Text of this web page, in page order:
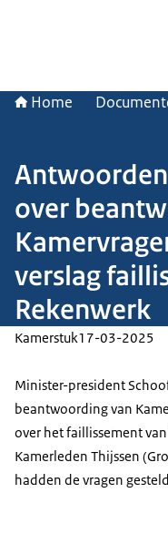
Home
over
verslag
Rekenwerk
Kamerstuk17-03-2025
Minister-president
beantwoording van
over het faillissement
Kamerleden Thijssen
hadden de vragen